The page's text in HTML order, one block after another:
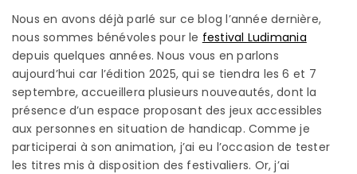
Nous en avons déjà parlé sur ce blog l’année dernière,
nous sommes bénévoles pour le festival Ludimania
depuis quelques années. Nous vous en parlons
aujourd’hui car l’édition 2025, qui se tiendra les 6 et 7
septembre, accueillera plusieurs nouveautés, dont la
présence d’un espace proposant des jeux accessibles
aux personnes en situation de handicap. Comme je
participerai à son animation, j’ai eu l’occasion de tester
les titres mis à disposition des festivaliers. Or, j’ai